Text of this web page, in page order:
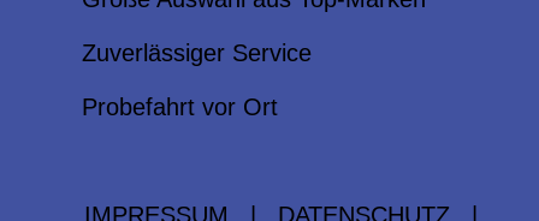
Zuverlässiger Service
Probefahrt vor Ort
IMPRESSUM DATENSCHUTZ